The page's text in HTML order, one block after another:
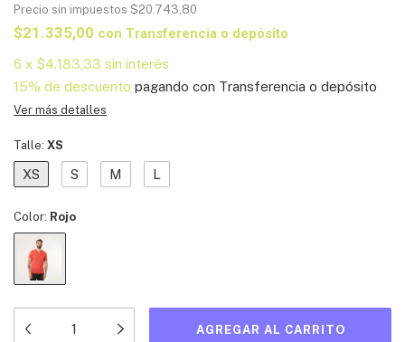
Precio sin impuestos $20.743,80
$21.335,00 con Transferencia o depósito
6 x $4.183,33 sin interés
15% de descuento pagando con Transferencia o depósito
Ver más detalles
Talle: XS
XS S M L
Color: Rojo